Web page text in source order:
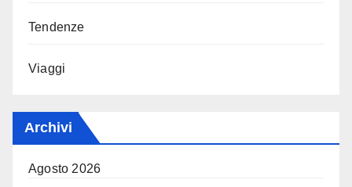
Tendenze
Viaggi
Archivi
Agosto 2026